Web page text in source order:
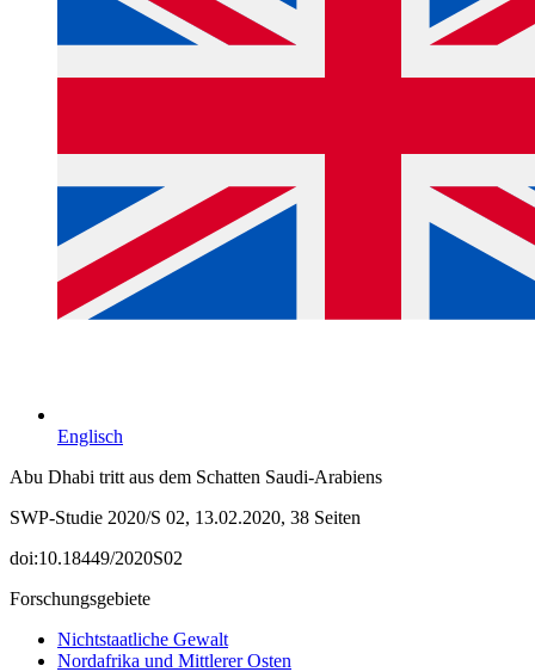
Englisch
Abu Dhabi tritt aus dem Schatten Saudi-Arabiens
SWP-Studie 2020/S 02, 13.02.2020, 38 Seiten
doi:10.18449/2020S02
Forschungsgebiete
Nichtstaatliche Gewalt
Nordafrika und Mittlerer Osten